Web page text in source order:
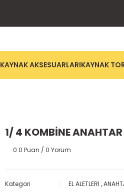
KAYNAK AKSESUARLARIKAYNAK
1/ 4 KOMBİNE
0.0 Puan / 0 Yorum
Kategori EL ALETLERİ ,